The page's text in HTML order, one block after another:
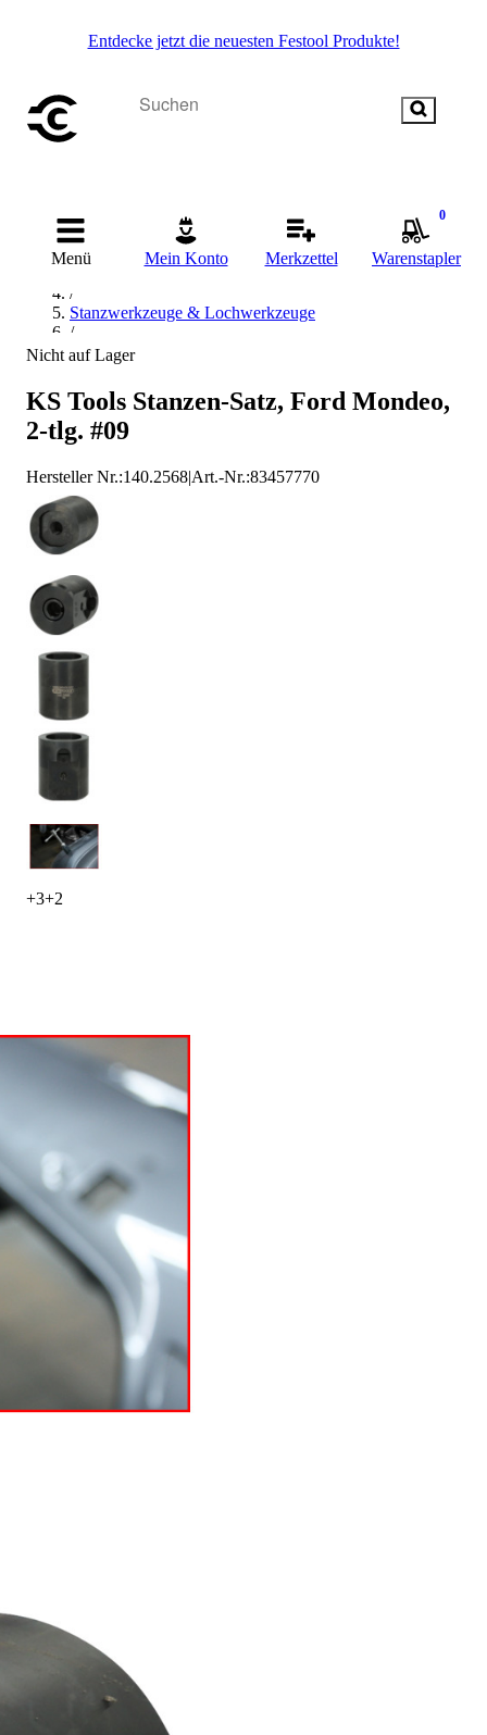
Entdecke jetzt die neuesten Festool Produkte!
Menü Mein Konto Merkzettel
0
Warenstapler
Startseite
/
/
Stanzwerkzeuge & Lochwerkzeuge
/
Locheisen- & Stanzwerkzeug-Sets
KS Tools Locheisen- & Stanzwerkzeug-Sets
Nicht auf Lager
KS Tools Stanzen-Satz, Ford Mondeo,
2-tlg. #09
Hersteller Nr.:140.2568|Art.-Nr.:83457770
+3+2